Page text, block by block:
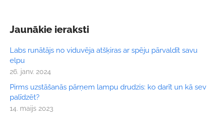
Jaunākie ieraksti
Labs runātājs no viduvēja atšķiras ar spēju pārvaldīt savu
elpu
26. janv. 2024
Pirms uzstāšanās pārņem lampu drudzis: ko darīt un kā sev
palīdzēt?
14. maijs 2023